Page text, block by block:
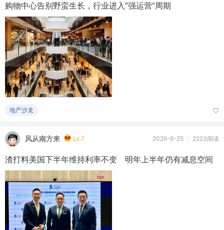
购物中心告别野蛮生长，行业进入“强运营”周期
地产沙龙
风从南方来 Lv.7 2026-6-25 / 2223阅读
渣打料美国下半年维持利率不变 明年上半年仍有减息空间